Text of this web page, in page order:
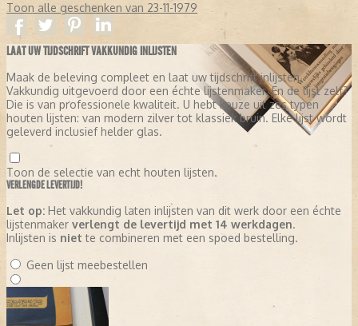
Toon alle geschenken van 23-11-1979
LAAT UW TIJDSCHRIFT VAKKUNDIG INLIJSTEN
Maak de beleving compleet en laat uw tijdschrift inlijsten.
Vakkundig uitgevoerd door een échte lijstenmaker. En de lijst zelf?
Die is van professionele kwaliteit. U hebt keuze uit zes typen
houten lijsten: van modern zilver tot klassiek bruin. Elke lijst wordt
geleverd inclusief helder glas.
Toon de selectie van echt houten lijsten.
VERLENGDE LEVERTIJD!
Let op: Het vakkundig laten inlijsten van dit werk door een échte
lijstenmaker verlengt de levertijd met 14 werkdagen.
Inlijsten is niet te combineren met een spoed bestelling.
Geen lijst meebestellen